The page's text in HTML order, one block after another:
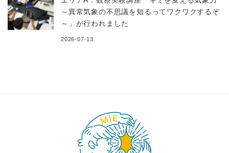
～異常気象の不思議を知るってワクワクするぞ
～」が行われました
2026-07-13